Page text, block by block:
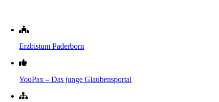
Erzbistum Paderborn
YouPax – Das junge Glaubensportal